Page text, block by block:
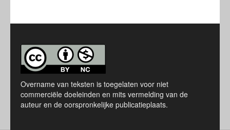
Overname van teksten is toegelaten voor niet
commerciële doeleinden en mits vermelding van de
auteur en de oorspronkelijke publicatieplaats.